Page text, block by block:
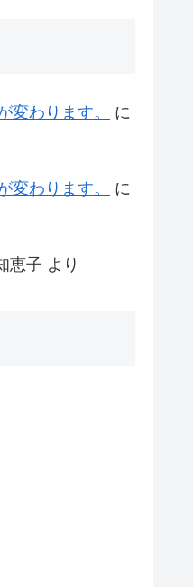
変わります。
に
変わります。
に
恵子 より